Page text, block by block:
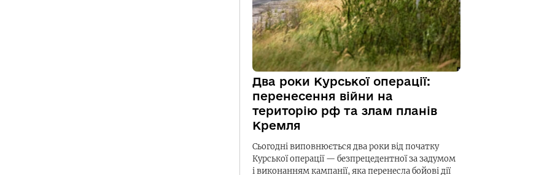
Два роки Курської операції:
перенесення війни на
територію рф та злам планів
Кремля
Сьогодні виповнюється два роки від початку
Курської операції — безпрецедентної за задумом
і виконанням кампанії, яка перенесла бойові дії